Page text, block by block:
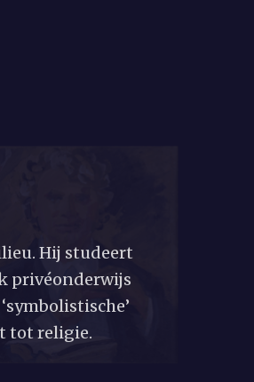
Hij studeert
privéonderwijs
tot religie.